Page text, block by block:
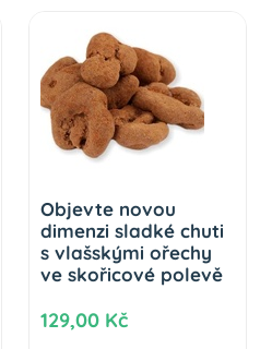
Objevte novou
dimenzi sladké chuti
s vlašskými ořechy
ve skořicové polevě
129,00 Kč